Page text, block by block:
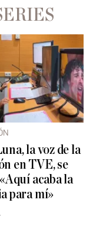
la voz de la
en TVE, se
acaba la
para mí»